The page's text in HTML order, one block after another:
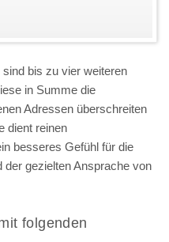
bis zu vier weiteren
in Summe die
Adressen überschreiten
dient reinen
besseres Gefühl für die
der gezielten Ansprache von
folgenden